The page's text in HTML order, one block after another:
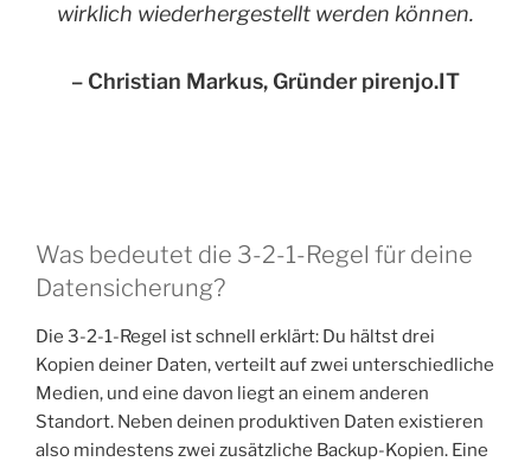
wirklich wiederhergestellt werden können.
– Christian Markus, Gründer pirenjo.IT
Was bedeutet die 3-2-1-Regel für deine
Datensicherung?
Die 3-2-1-Regel ist schnell erklärt: Du hältst drei
Kopien deiner Daten, verteilt auf zwei unterschiedliche
Medien, und eine davon liegt an einem anderen
Standort. Neben deinen produktiven Daten existieren
also mindestens zwei zusätzliche Backup-Kopien. Eine